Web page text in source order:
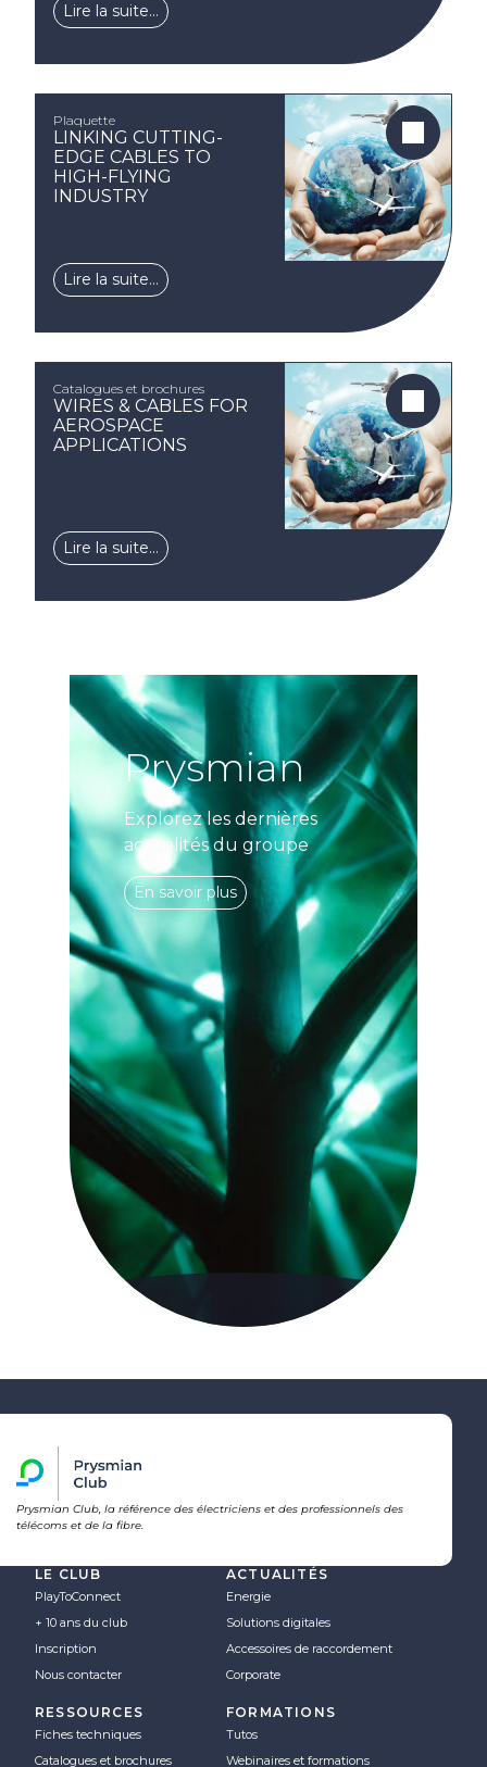
Lire la suite…
Plaquette
LINKING CUTTING-
EDGE CABLES TO
HIGH-FLYING
INDUSTRY
Lire la suite…
Catalogues et brochures
WIRES & CABLES FOR
AEROSPACE
APPLICATIONS
Lire la suite…
Prysmian
Explorez les dernières
actualités du groupe
En savoir plus
Prysmian Club, la référence des électriciens et des professionnels des
télécoms et de la fibre.
LE CLUB
PlayToConnect
+ 10 ans du club
Inscription
Nous contacter
ACTUALITÉS
Energie
Solutions digitales
Accessoires de raccordement
Corporate
RESSOURCES
Fiches techniques
Catalogues et brochures
FORMATIONS
Tutos
Webinaires et formations